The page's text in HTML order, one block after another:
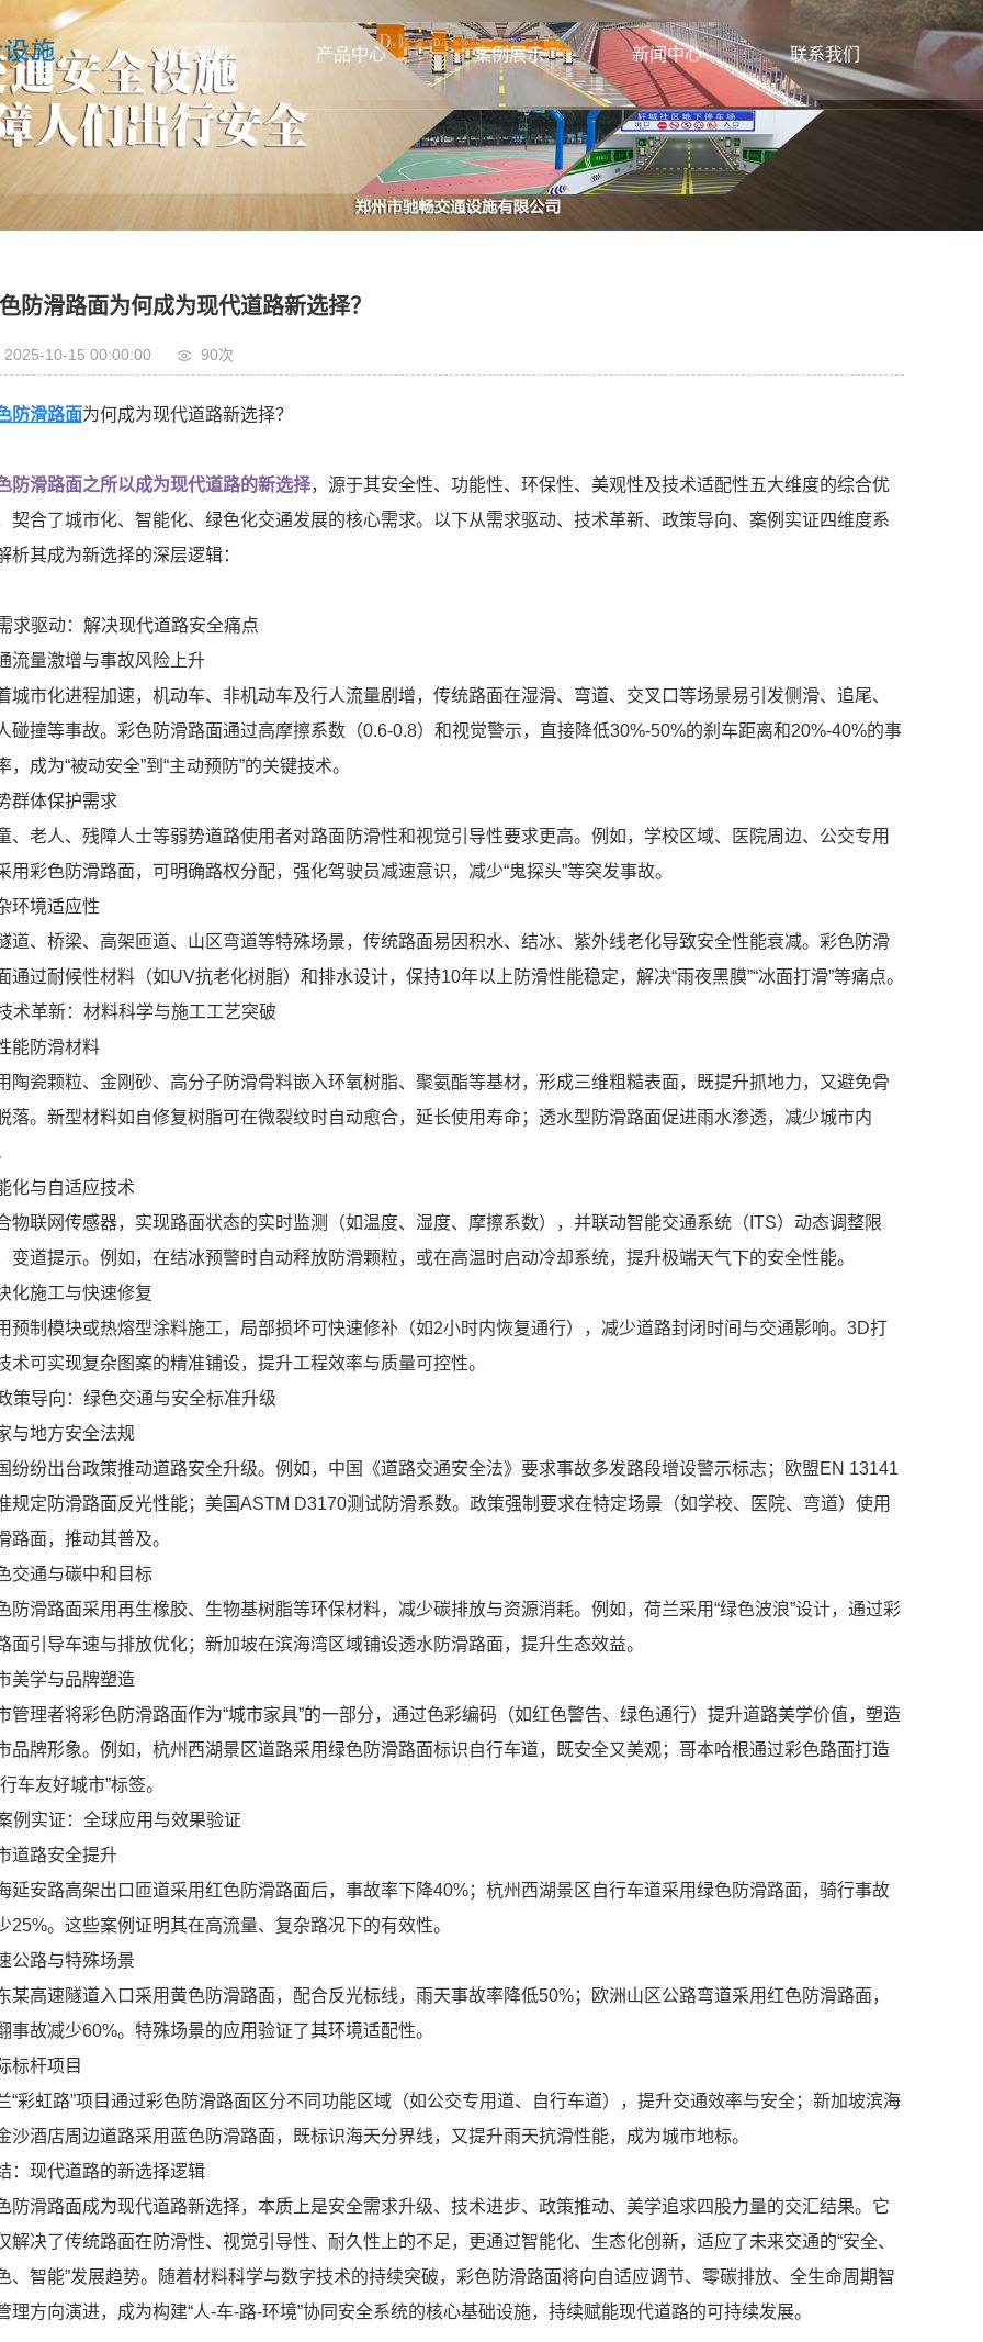
关于我们
公司简介
生产车间
产品中心
标识标牌
彩色防滑路面
道路护栏
其他交通安全产品
案例展示
标线施工
标牌生产安装
彩色防滑路面
护栏施工安装
新闻中心
公司新闻
行业新闻
联系我们
联系方式
防滑路面为何成为现代道路新选择？
2025-10-15 00:00:00 90次
防滑路面为何成为现代道路新选择？
防滑路面之所以成为现代道路的新选择，源于其安全性、功能性、环保性、美观性及技术适配性五大维度的综合优
契合了城市化、智能化、绿色化交通发展的核心需求。以下从需求驱动、技术革新、政策导向、案例实证四维度系
析其成为新选择的深层逻辑：
求驱动：解决现代道路安全痛点
流量激增与事故风险上升
城市化进程加速，机动车、非机动车及行人流量剧增，传统路面在湿滑、弯道、交叉口等场景易引发侧滑、追尾、
碰撞等事故。彩色防滑路面通过高摩擦系数（0.6-0.8）和视觉警示，直接降低30%-50%的刹车距离和20%-40%的事
，成为“被动安全”到“主动预防”的关键技术。
群体保护需求
、老人、残障人士等弱势道路使用者对路面防滑性和视觉引导性要求更高。例如，学校区域、医院周边、公交专用
用彩色防滑路面，可明确路权分配，强化驾驶员减速意识，减少“鬼探头”等突发事故。
环境适应性
道、桥梁、高架匝道、山区弯道等特殊场景，传统路面易因积水、结冰、紫外线老化导致安全性能衰减。彩色防滑
通过耐候性材料（如UV抗老化树脂）和排水设计，保持10年以上防滑性能稳定，解决“雨夜黑膜”“冰面打滑”等痛点。
术革新：材料科学与施工工艺突破
能防滑材料
陶瓷颗粒、金刚砂、高分子防滑骨料嵌入环氧树脂、聚氨酯等基材，形成三维粗糙表面，既提升抓地力，又避免骨
落。新型材料如自修复树脂可在微裂纹时自动愈合，延长使用寿命；透水型防滑路面促进雨水渗透，减少城市内
化与自适应技术
物联网传感器，实现路面状态的实时监测（如温度、湿度、摩擦系数），并联动智能交通系统（ITS）动态调整限
变道提示。例如，在结冰预警时自动释放防滑颗粒，或在高温时启动冷却系统，提升极端天气下的安全性能。
化施工与快速修复
预制模块或热熔型涂料施工，局部损坏可快速修补（如2小时内恢复通行），减少道路封闭时间与交通影响。3D打
术可实现复杂图案的精准铺设，提升工程效率与质量可控性。
策导向：绿色交通与安全标准升级
与地方安全法规
纷纷出台政策推动道路安全升级。例如，中国《道路交通安全法》要求事故多发路段增设警示标志；欧盟EN 13141
规定防滑路面反光性能；美国ASTM D3170测试防滑系数。政策强制要求在特定场景（如学校、医院、弯道）使用
路面，推动其普及。
交通与碳中和目标
防滑路面采用再生橡胶、生物基树脂等环保材料，减少碳排放与资源消耗。例如，荷兰采用“绿色波浪”设计，通过彩
面引导车速与排放优化；新加坡在滨海湾区域铺设透水防滑路面，提升生态效益。
美学与品牌塑造
管理者将彩色防滑路面作为“城市家具”的一部分，通过色彩编码（如红色警告、绿色通行）提升道路美学价值，塑造
品牌形象。例如，杭州西湖景区道路采用绿色防滑路面标识自行车道，既安全又美观；哥本哈根通过彩色路面打造
车友好城市”标签。
例实证：全球应用与效果验证
道路安全提升
延安路高架出口匝道采用红色防滑路面后，事故率下降40%；杭州西湖景区自行车道采用绿色防滑路面，骑行事故
25%。这些案例证明其在高流量、复杂路况下的有效性。
公路与特殊场景
某高速隧道入口采用黄色防滑路面，配合反光标线，雨天事故率降低50%；欧洲山区公路弯道采用红色防滑路面，
事故减少60%。特殊场景的应用验证了其环境适配性。
标杆项目
“彩虹路”项目通过彩色防滑路面区分不同功能区域（如公交专用道、自行车道），提升交通效率与安全；新加坡滨海
沙酒店周边道路采用蓝色防滑路面，既标识海天分界线，又提升雨天抗滑性能，成为城市地标。
：现代道路的新选择逻辑
防滑路面成为现代道路新选择，本质上是安全需求升级、技术进步、政策推动、美学追求四股力量的交汇结果。它
解决了传统路面在防滑性、视觉引导性、耐久性上的不足，更通过智能化、生态化创新，适应了未来交通的“安全、
、智能”发展趋势。随着材料科学与数字技术的持续突破，彩色防滑路面将向自适应调节、零碳排放、全生命周期智
理方向演进，成为构建“人-车-路-环境”协同安全系统的核心基础设施，持续赋能现代道路的可持续发展。